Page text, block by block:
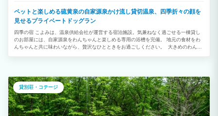
ペットと楽しめる硫黄泉の自家源泉かけ流し貸切温泉、四季折々の顔を
見せるプライベートドッグラン
四季の宿 こよみは、温泉供給会社が運営する宿泊施設。気兼ねなく過ごせる一棟貸し
のお部屋には、自家源泉をわんちゃんと楽しめる専用の浴槽を完備。 地元の食材をわ
んちゃんと共に味わいながら、贅沢なひとときをお過ごしください。 大きめのわんち
ッタリです。 ３名様以上は、リビングの琉球畳にお布団をご用意いたします。
貸別荘・コテージ